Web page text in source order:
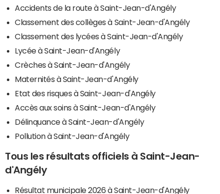
Accidents de la route à Saint-Jean-d'Angély
Classement des collèges à Saint-Jean-d'Angély
Classement des lycées à Saint-Jean-d'Angély
Lycée à Saint-Jean-d'Angély
Crèches à Saint-Jean-d'Angély
Maternités à Saint-Jean-d'Angély
Etat des risques à Saint-Jean-d'Angély
Accès aux soins à Saint-Jean-d'Angély
Délinquance à Saint-Jean-d'Angély
Pollution à Saint-Jean-d'Angély
Tous les résultats officiels à Saint-Jean-
d'Angély
Résultat municipale 2026 à Saint-Jean-d'Angély